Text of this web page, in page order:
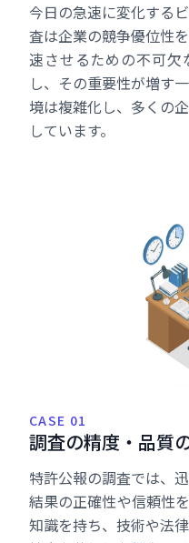
今日の急速に変化する
査は企業の競争優位性
速させるための不可欠
し、その重要性が増す
境は複雑化し、多くの
しています。
CASE 01
調査の精度 ・ 品質
特許公報の調査では、
結果の正確性や信頼性
知識を持ち、技術や法